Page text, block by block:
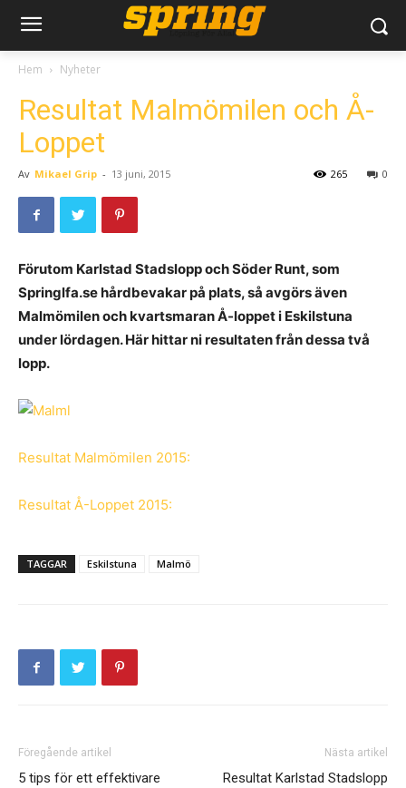
Hem Nyheter
Resultat Malmömilen och Å-
Loppet
Av Mikael Grip - 13 juni, 2015 0
265
Förutom Karlstad Stadslopp och Söder Runt, som
Springlfa.se hårdbevakar på plats, så avgörs även
Malmömilen och kvartsmaran Å-loppet i Eskilstuna
under lördagen. Här hittar ni resultaten från dessa två
lopp.
Resultat Malmömilen 2015:
Resultat Å-Loppet 2015:
TAGGAR Eskilstuna Malmö
Föregående artikel
5 tips för ett effektivare
Nästa artikel
Resultat Karlstad Stadslopp